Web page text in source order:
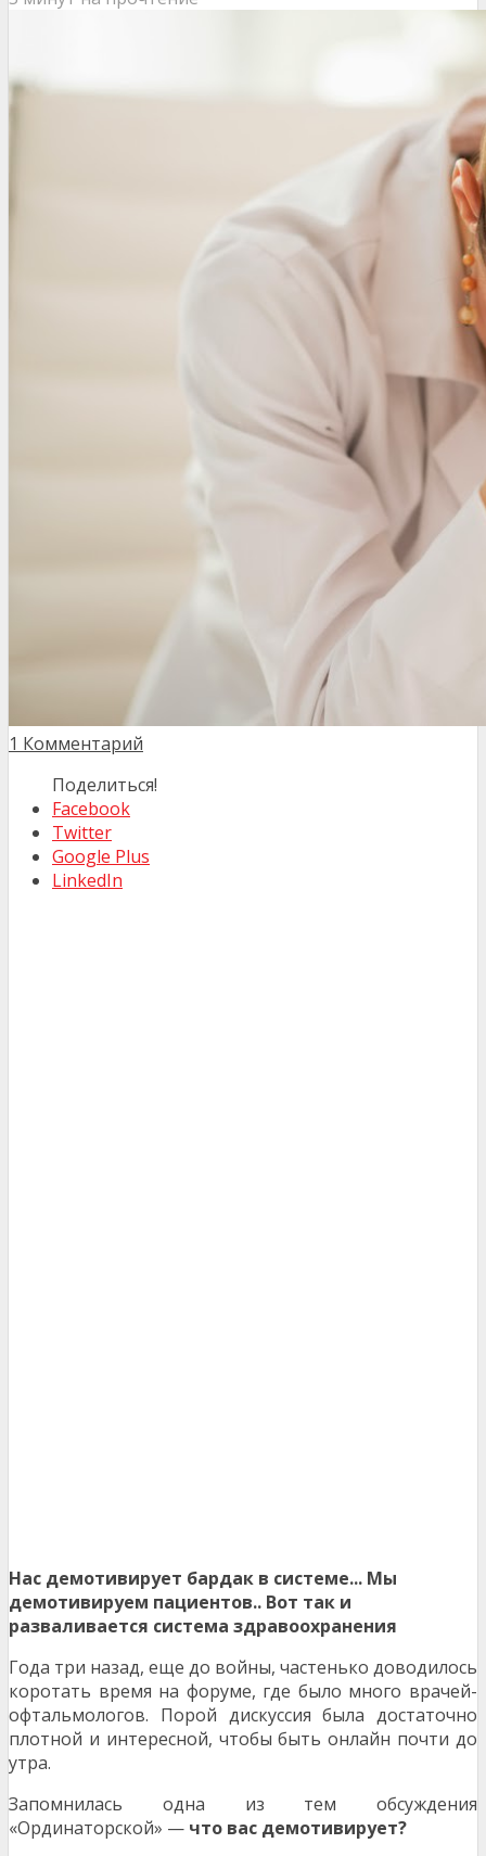
1 Комментарий
Поделиться!
Facebook
Twitter
Google Plus
LinkedIn
Нас демотивирует бардак в системе... Мы
демотивируем пациентов.. Вот так и
разваливается система здравоохранения
Года три назад, еще до войны, частенько доводилось
коротать время на форуме, где было много врачей-
офтальмологов. Порой дискуссия была достаточно
плотной и интересной, чтобы быть онлайн почти до
утра.
Запомнилась одна из тем обсуждения
«Ординаторской» — что вас демотивирует?